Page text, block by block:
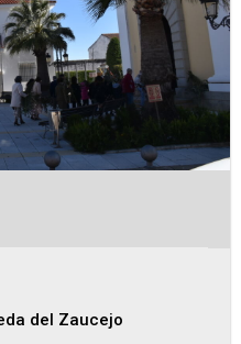
del Zaucejo